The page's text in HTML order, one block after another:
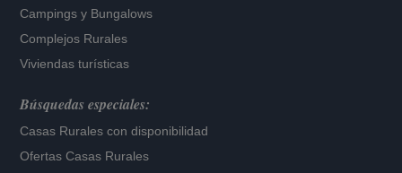
Campings y Bungalows
Complejos Rurales
Viviendas turísticas
Búsquedas especiales:
Casas Rurales con disponibilidad
Ofertas Casas Rurales